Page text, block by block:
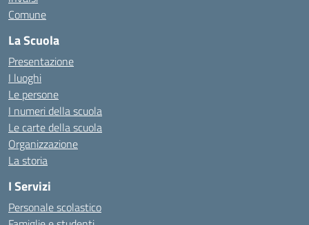
Comune
La Scuola
Presentazione
I luoghi
Le persone
I numeri della scuola
Le carte della scuola
Organizzazione
La storia
I Servizi
Personale scolastico